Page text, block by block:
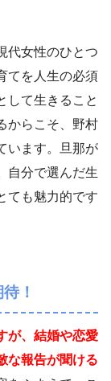
代女性のひとつ
てを人生の必須
して生きること
からこそ、野村
います。旦那が
自分で選んだ生
ても魅力的です
！
が、結婚や恋愛
な報告が聞ける